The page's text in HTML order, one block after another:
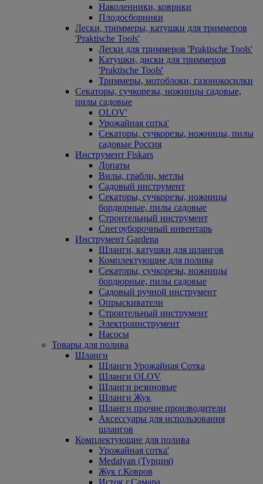
Наколенники, коврики
Плодосборники
Лески, триммеры, катушки для триммеров
'Praktische Tools'
Лески для триммеров 'Praktische Tools'
Катушки, диски для триммеров
'Praktische Tools'
Триммеры, мотоблоки, газонокосилки
Секаторы, сучкорезы, ножницы садовые,
пилы садовые
OLOV'
Урожайная сотка'
Секаторы, сучкорезы, ножницы, пилы
садовые Россия
Инструмент Fiskars
Лопаты
Вилы, грабли, метлы
Садовый инструмент
Секаторы, сучкорезы, ножницы
бордюрные, пилы садовые
Строительный инструмент
Снегоуборочный инвентарь
Инструмент Gardena
Шланги, катушки для шлангов
Комплектующие для полива
Секаторы, сучкорезы, ножницы
бордюрные, пилы садовые
Садовый ручной инструмент
Опрыскиватели
Строительный инструмент
Электроинструмент
Насосы
Товары для полива
Шланги
Шланги Урожайная Сотка
Шланги OLOV
Шланги резиновые
Шланги Жук
Шланги прочие производители
Аксессуары для использования
шлангов
Комплектующие для полива
Урожайная сотка'
Medalyan (Турция)
Жук г.Ковров
Исток г.Самара